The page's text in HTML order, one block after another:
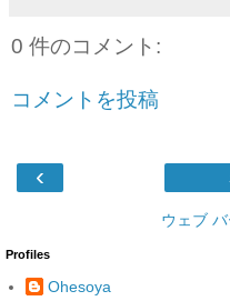
0 件のコメント:
コメントを投稿
‹
ウェブ
Profiles
Ohesoya